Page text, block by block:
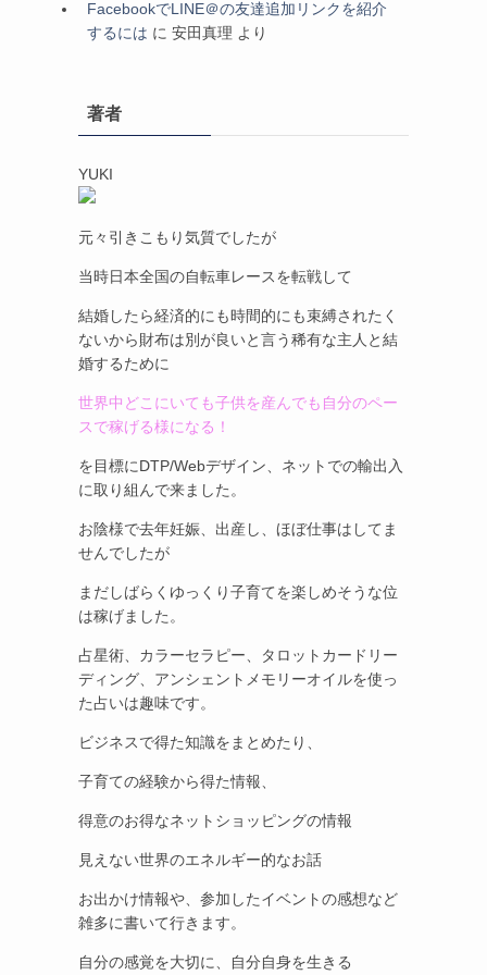
FacebookでLINE＠の友達追加リンクを紹介
するには に 安田真理 より
著者
YUKI
元々引きこもり気質でしたが
当時日本全国の自転車レースを転戦して
結婚したら経済的にも時間的にも束縛されたく
ないから財布は別が良いと言う稀有な主人と結
婚するために
世界中どこにいても子供を産んでも自分のペー
スで稼げる様になる！
を目標にDTP/Webデザイン、ネットでの輸出入
に取り組んで来ました。
お陰様で去年妊娠、出産し、ほぼ仕事はしてま
せんでしたが
まだしばらくゆっくり子育てを楽しめそうな位
は稼げました。
占星術、カラーセラピー、タロットカードリー
ディング、アンシェントメモリーオイルを使っ
た占いは趣味です。
ビジネスで得た知識をまとめたり、
子育ての経験から得た情報、
得意のお得なネットショッピングの情報
見えない世界のエネルギー的なお話
お出かけ情報や、参加したイベントの感想など
雑多に書いて行きます。
自分の感覚を大切に、自分自身を生きる